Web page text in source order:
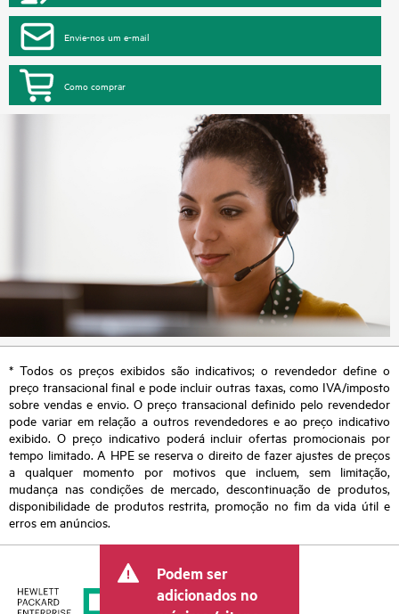
Envie-nos um e-mail
Como comprar
* Todos os preços exibidos são indicativos; o revendedor define o
preço transacional final e pode incluir outras taxas, como IVA/imposto
sobre vendas e envio. O preço transacional definido pelo revendedor
pode variar em relação a outros revendedores e ao preço indicativo
exibido. O preço indicativo poderá incluir ofertas promocionais por
tempo limitado. A HPE se reserva o direito de fazer ajustes de preços
a qualquer momento por motivos que incluem, sem limitação,
mudança nas condições de mercado, descontinuação de produtos,
disponibilidade de produtos restrita, promoção no fim da vida útil e
erros em anúncios.
Podem ser
adicionados no